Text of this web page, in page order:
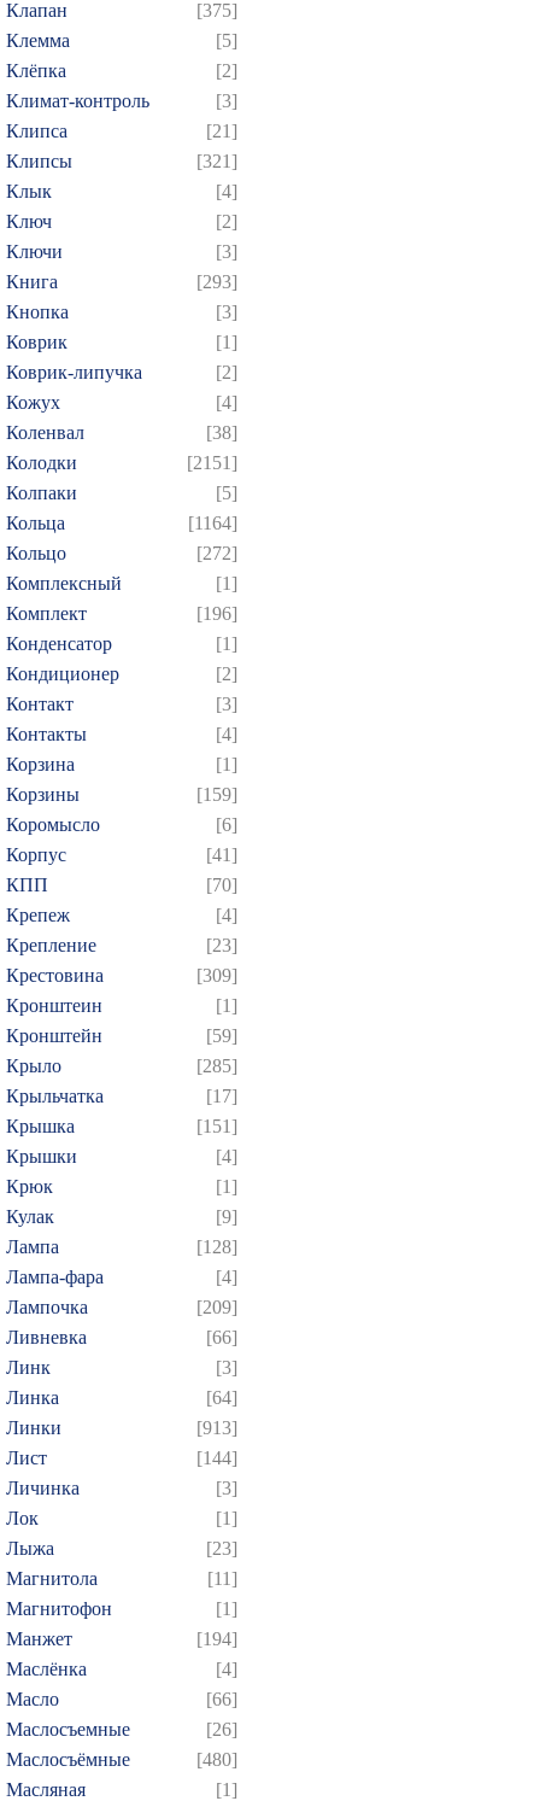
Клапан
[375]
Клемма
[5]
Клёпка
[2]
Климат-контроль
[3]
Клипса
[21]
Клипсы
[321]
Клык
[4]
Ключ
[2]
Ключи
[3]
Книга
[293]
Кнопка
[3]
Коврик
[1]
Коврик-липучка
[2]
Кожух
[4]
Коленвал
[38]
Колодки
[2151]
Колпаки
[5]
Кольца
[1164]
Кольцо
[272]
Комплексный
[1]
Комплект
[196]
Конденсатор
[1]
Кондиционер
[2]
Контакт
[3]
Контакты
[4]
Корзина
[1]
Корзины
[159]
Коромысло
[6]
Корпус
[41]
КПП
[70]
Крепеж
[4]
Крепление
[23]
Крестовина
[309]
Кронштеин
[1]
Кронштейн
[59]
Крыло
[285]
Крыльчатка
[17]
Крышка
[151]
Крышки
[4]
Крюк
[1]
Кулак
[9]
Лампа
[128]
Лампа-фара
[4]
Лампочка
[209]
Ливневка
[66]
Линк
[3]
Линка
[64]
Линки
[913]
Лист
[144]
Личинка
[3]
Лок
[1]
Лыжа
[23]
Магнитола
[11]
Магнитофон
[1]
Манжет
[194]
Маслёнка
[4]
Масло
[66]
Маслосъемные
[26]
Маслосъёмные
[480]
Масляная
[1]